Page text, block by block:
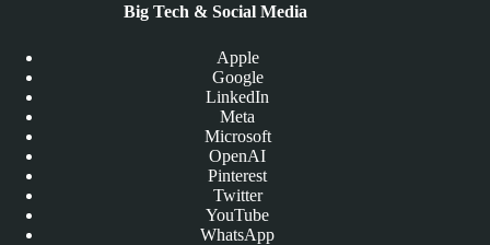
Big Tech & Social Media
Apple
Google
LinkedIn
Meta
Microsoft
OpenAI
Pinterest
Twitter
YouTube
WhatsApp